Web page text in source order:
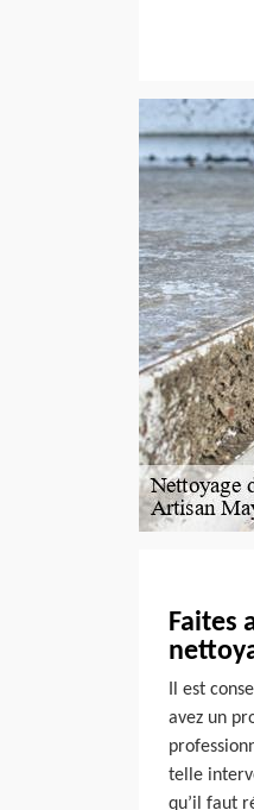
Faites
Il est
avez un
telle
qu’il faut